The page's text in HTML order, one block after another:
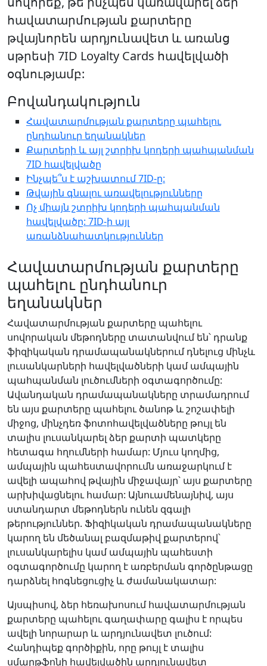
հավատարմության քարտերը
թվայնորեն արդյունավետ և առանց
սթրեսի 7ID Loyalty Cards հավելվածի
օգնությամբ:
Բովանդակություն
Հավատարմության քարտերը պահելու
ընդհանուր եղանակներ
Քարտերի և այլ շտրիխ կոդերի պահպանման
7ID հավելվածը
Ինչպե՞ս է աշխատում 7ID-ը:
Թվային գնալու առավելությունները
Ոչ միայն շտրիխ կոդերի պահպանման
հավելվածը: 7ID-ի այլ
առանձնահատկություններ
Հավատարմության քարտերը
պահելու ընդհանուր
եղանակներ
Հավատարմության քարտերը պահելու
սովորական մեթոդները տատանվում են՝ դրանք
ֆիզիկական դրամապանակներում դնելուց մինչև
լուսանկարների հավելվածների կամ ամպային
պահպանման լուծումների օգտագործումը:
Ավանդական դրամապանակները տրամադրում
են այս քարտերը պահելու ծանոթ և շոշափելի
միջոց, մինչդեռ ֆոտոհավելվածները թույլ են
տալիս լուսանկարել ձեր քարտի պատկերը
հետագա հղումների համար: Մյուս կողմից,
ամպային պահեստավորումն առաջարկում է
ավելի ապահով թվային միջավայր՝ այս քարտերը
արխիվացնելու համար: Այնուամենայնիվ, այս
ստանդարտ մեթոդներն ունեն զգալի
թերություններ. Ֆիզիկական դրամապանակները
կարող են մեծանալ բազմաթիվ քարտերով՝
լուսանկարելիս կամ ամպային պահեստի
օգտագործումը կարող է առբերման գործընթացը
դարձնել հոգնեցուցիչ և ժամանակատար:
Այսպիսով, ձեր հեռախոսում հավատարմության
քարտերը պահելու գաղափարը գալիս է որպես
ավելի նորարար և արդյունավետ լուծում:
Հանդիպեք գործիքին, որը թույլ է տալիս
սմարթֆոնի հավելվածին արդյունավետ